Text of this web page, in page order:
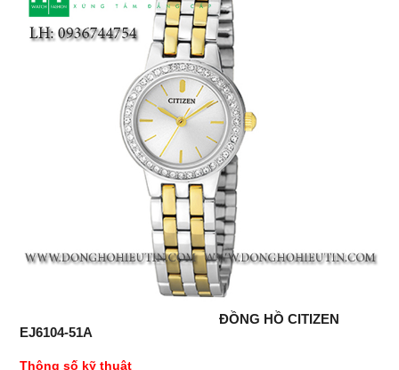
ĐỒNG HỒ CITIZEN
EJ6104-51A
Thông số kỹ thuật